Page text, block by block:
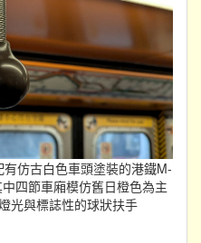
仿古白色車頭塗裝的港鐵M-
四節車廂模仿舊日橙色為主
光與標誌性的球狀扶手